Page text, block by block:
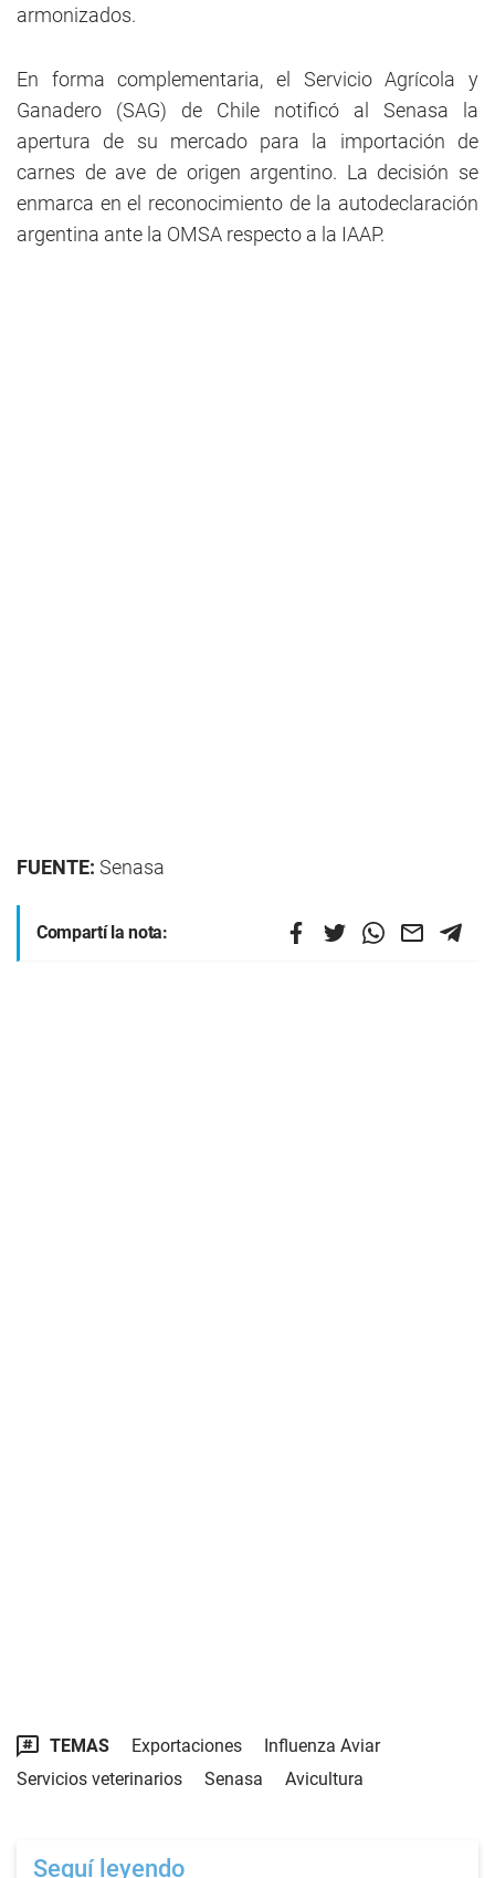
armonizados.
En forma complementaria, el Servicio Agrícola y
Ganadero (SAG) de Chile notificó al Senasa la
apertura de su mercado para la importación de
carnes de ave de origen argentino. La decisión se
enmarca en el reconocimiento de la autodeclaración
argentina ante la OMSA respecto a la IAAP.
FUENTE: Senasa
Compartí la nota:
TEMAS Exportaciones
Influenza Aviar
Servicios veterinarios
Senasa Avicultura
Seguí leyendo